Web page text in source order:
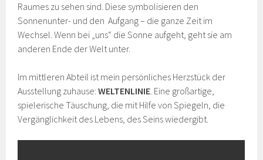
Raumes zu sehen sind. Diese symbolisieren den
Sonnenunter- und den Aufgang – die ganze Zeit im
Wechsel. Wenn bei „uns“ die Sonne aufgeht, geht sie am
anderen Ende der Welt unter.
Im mittleren Abteil ist mein persönliches Herzstück der
Ausstellung zuhause:WELTENLINIE. Eine großartige,
spielerische Täuschung, die mit Hilfe von Spiegeln, die
Vergänglichkeit des Lebens, des Seins wiedergibt.